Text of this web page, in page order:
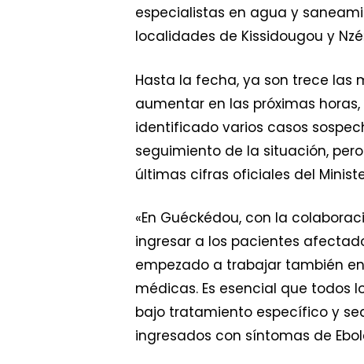
especialistas en agua y
localidades de Kissidougou y
Hasta la fecha, ya son trece las
aumentar en las próximas
identificado varios casos
seguimiento de la situación,
últimas cifras oficiales del
«En Guéckédou, con la
ingresar a los pacientes
empezado a trabajar también
médicas. Es esencial que
bajo tratamiento específico y
ingresados con síntomas de